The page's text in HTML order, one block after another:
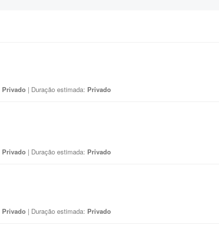
Privado | Duração estimada: Privado
Privado | Duração estimada: Privado
Privado | Duração estimada: Privado